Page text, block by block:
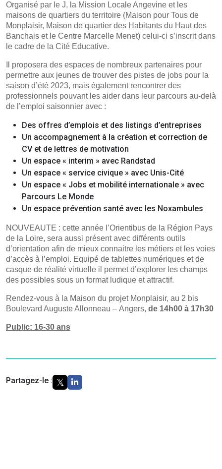
Organisé par le J, la Mission Locale Angevine et les
maisons de quartiers du territoire (Maison pour Tous de
Monplaisir, Maison de quartier des Habitants du Haut des
Banchais et le Centre Marcelle Menet) celui-ci s’inscrit dans
le cadre de la Cité Educative.
Il proposera des espaces de nombreux partenaires pour
permettre aux jeunes de trouver des pistes de jobs pour la
saison d’été 2023, mais également rencontrer des
professionnels pouvant les aider dans leur parcours au-delà
de l’emploi saisonnier avec :
Des offres d’emplois et des listings d’entreprises
Un accompagnement à la création et correction de
CV et de lettres de motivation
Un espace « interim » avec Randstad
Un espace « service civique » avec Unis-Cité
Un espace « Jobs et mobilité internationale » avec
Parcours Le Monde
Un espace prévention santé avec les Noxambules
NOUVEAUTE : cette année l’Orientibus de la Région Pays
de la Loire, sera aussi présent avec différents outils
d’orientation afin de mieux connaitre les métiers et les voies
d’accès à l’emploi. Equipé de tablettes numériques et de
casque de réalité virtuelle il permet d’explorer les champs
des possibles sous un format ludique et attractif.
Rendez-vous à la Maison du projet Monplaisir, au 2 bis
Boulevard Auguste Allonneau – Angers, de 14h00 à 17h30
Public: 16-30 ans
Partagez-le :